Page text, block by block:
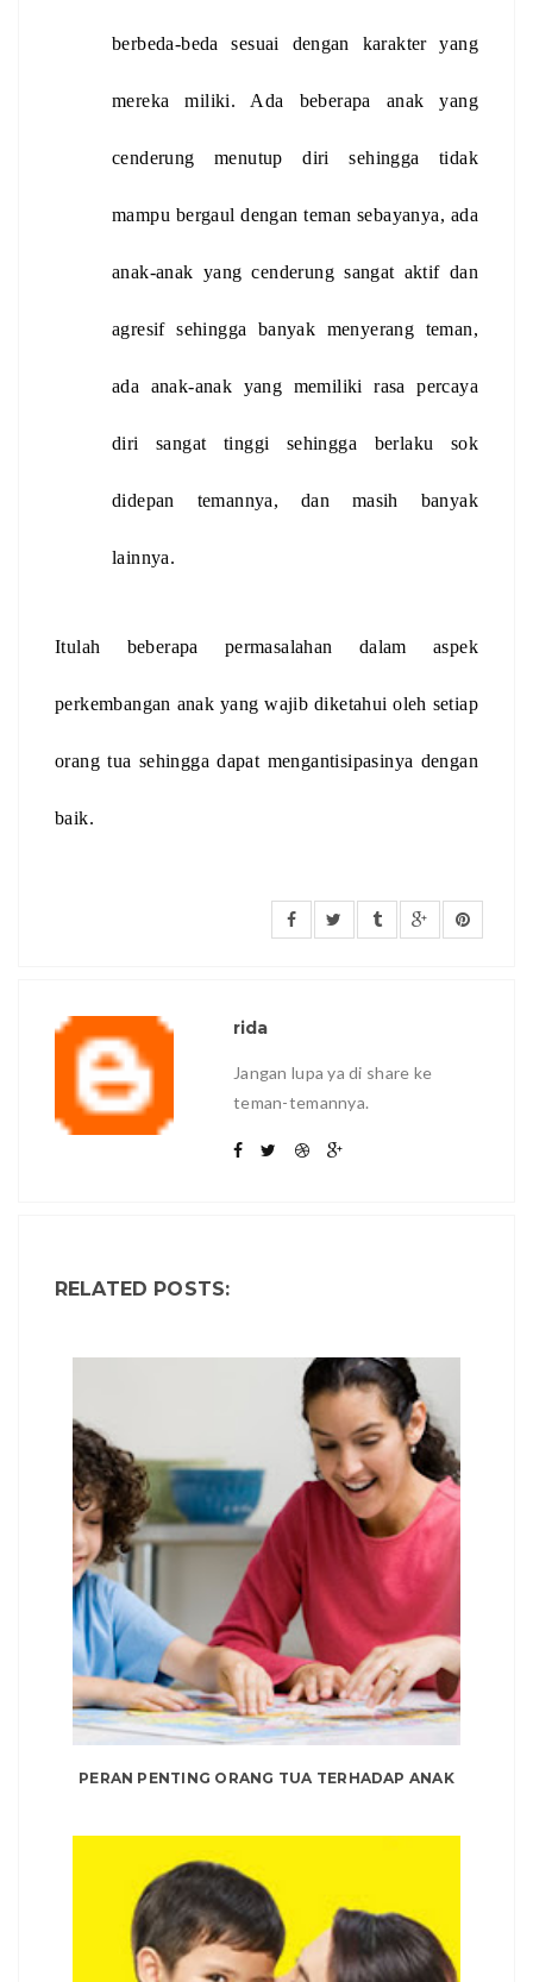
berbeda-beda sesuai dengan karakter yang
mereka miliki. Ada beberapa anak yang
cenderung menutup diri sehingga tidak
mampu bergaul dengan teman sebayanya, ada
anak-anak yang cenderung sangat aktif dan
agresif sehingga banyak menyerang teman,
ada anak-anak yang memiliki rasa percaya
diri sangat tinggi sehingga berlaku sok
didepan temannya, dan masih banyak
lainnya.
Itulah beberapa permasalahan dalam aspek
perkembangan anak yang wajib diketahui oleh setiap
orang tua sehingga dapat mengantisipasinya dengan
baik.
rida
Jangan lupa ya di share ke
teman-temannya.
RELATED POSTS:
PERAN PENTING ORANG TUA TERHADAP ANAK